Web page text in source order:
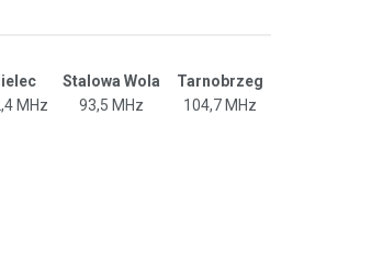
Stalowa Wola
Tarnobrzeg
MHz 93,5 MHz 104,7 MHz